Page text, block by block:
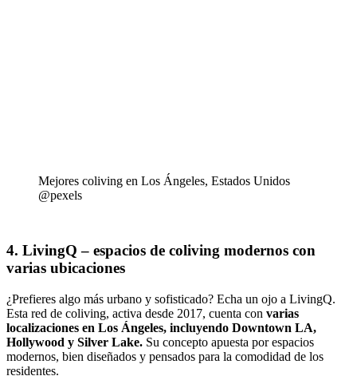
Mejores coliving en Los Ángeles, Estados Unidos
@pexels
4. LivingQ – espacios de coliving modernos con
varias ubicaciones
¿Prefieres algo más urbano y sofisticado? Echa un ojo a LivingQ.
Esta red de coliving, activa desde 2017, cuenta con varias
localizaciones en Los Ángeles, incluyendo Downtown LA,
Hollywood y Silver Lake. Su concepto apuesta por espacios
modernos, bien diseñados y pensados para la comodidad de los
residentes.